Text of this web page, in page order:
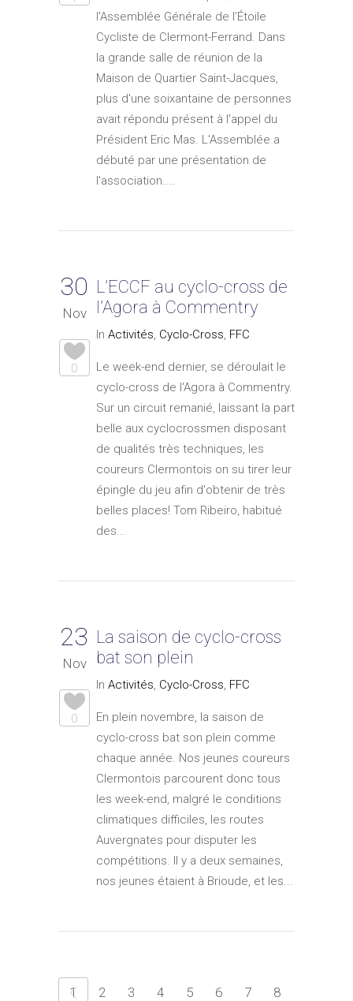
l'Assemblée Générale de l’Étoile
Cycliste de Clermont-Ferrand. Dans
la grande salle de réunion de la
Maison de Quartier Saint-Jacques,
plus d'une soixantaine de personnes
avait répondu présent à l'appel du
Président Eric Mas. L'Assemblée a
débuté par une présentation de
l'association....
30
Nov
0
L’ECCF au cyclo-cross de
l’Agora à Commentry
In Activités Cyclo-Cross FFC
Le week-end dernier, se déroulait le
cyclo-cross de l'Agora à Commentry.
Sur un circuit remanié, laissant la part
belle aux cyclocrossmen disposant
de qualités très techniques, les
coureurs Clermontois on su tirer leur
épingle du jeu afin d'obtenir de très
belles places! Tom Ribeiro, habitué
des...
23
Nov
0
La saison de cyclo-cross
bat son plein
In Activités Cyclo-Cross FFC
En plein novembre, la saison de
cyclo-cross bat son plein comme
chaque année. Nos jeunes coureurs
Clermontois parcourent donc tous
les week-end, malgré le conditions
climatiques difficiles, les routes
Auvergnates pour disputer les
compétitions. Il y a deux semaines,
nos jeunes étaient à Brioude, et les...
1 2 3 4 5 6 7
8